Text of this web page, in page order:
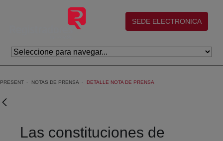
Skip to Main Content
(abre en nueva ventana)
SEDE ELECTRONICA
PRESENT NOTAS DE PRENSA DETALLE NOTA DE PRENSA
Las constituciones de